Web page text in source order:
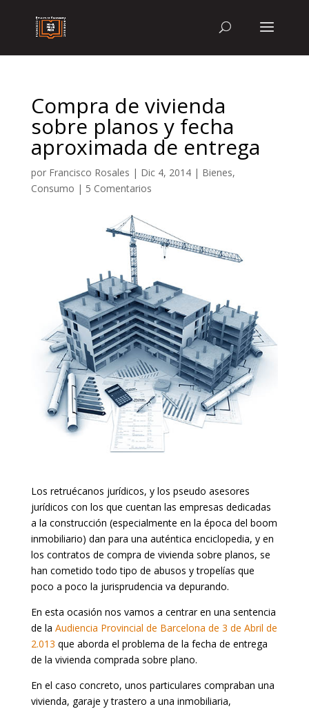
Compra de vivienda
sobre planos y fecha
aproximada de entrega
por Francisco Rosales | Dic 4, 2014| Bienes,
Consumo | 5 Comentarios
Los retruécanos jurídicos, y los pseudo asesores
jurídicos con los que cuentan las empresas dedicadas
a la construcción (especialmente en la época del boom
inmobiliario) dan para una auténtica enciclopedia, y en
los contratos de compra de vivienda sobre planos, se
han cometido todo tipo de abusos y tropelías que
poco a poco la jurisprudencia va depurando.
En esta ocasión nos vamos a centrar en una sentencia
de la Audiencia Provincial de Barcelona de 3 de Abril de
2.013 que aborda el problema de la fecha de entrega
de la vivienda comprada sobre plano.
En el caso concreto, unos particulares compraban una
vivienda, garaje y trastero a una inmobiliaria,